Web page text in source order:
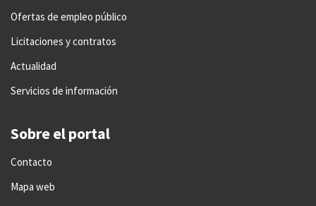
Ofertas de empleo público
Licitaciones y contratos
Actualidad
Servicios de información
Sobre el portal
Contacto
Mapa web